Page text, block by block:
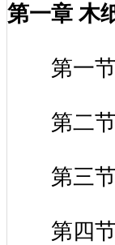
第一章 木
第一节
第二节
第三节
第四节